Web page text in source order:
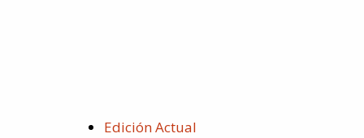
Edición Actual